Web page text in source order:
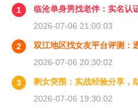
1
临沧单身男找老伴：实名认
2026-07-06 21:00:03
2
双江地区找女友平台评测：
2026-07-06 20:30:02
3
剩女突围：实战经验分享，
2026-07-06 19:30:02